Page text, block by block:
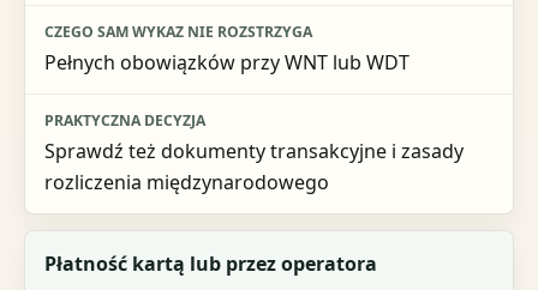
Pełnych obowiązków przy WNT lub WDT
Sprawdź też dokumenty transakcyjne i zasady
rozliczenia międzynarodowego
Płatność kartą lub przez operatora